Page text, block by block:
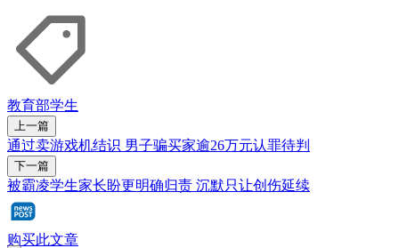
教育部学生
上一篇
通过卖游戏机结识 男子骗买家逾26万元认罪待判
下一篇
被霸凌学生家长盼更明确归责 沉默只让创伤延续
购买此文章